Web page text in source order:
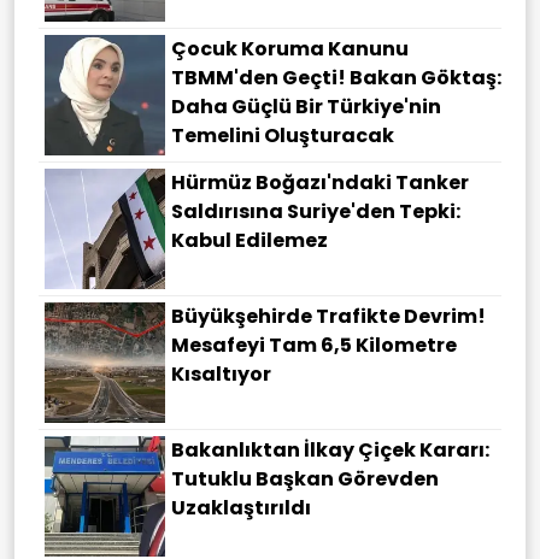
Çocuk Koruma Kanunu
TBMM'den Geçti! Bakan Göktaş:
Daha Güçlü Bir Türkiye'nin
Temelini Oluşturacak
Hürmüz Boğazı'ndaki Tanker
Saldırısına Suriye'den Tepki:
Kabul Edilemez
Büyükşehirde Trafikte Devrim!
Mesafeyi Tam 6,5 Kilometre
Kısaltıyor
Bakanlıktan İlkay Çiçek Kararı:
Tutuklu Başkan Görevden
Uzaklaştırıldı